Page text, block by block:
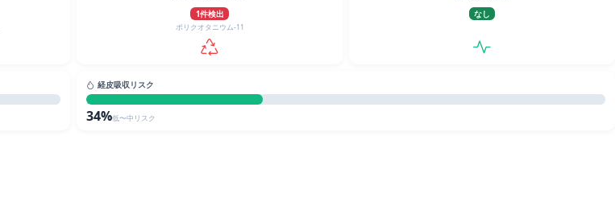
1件検出
ポリクオタニウム-11
なし
経皮吸収リスク
34%低〜中リスク